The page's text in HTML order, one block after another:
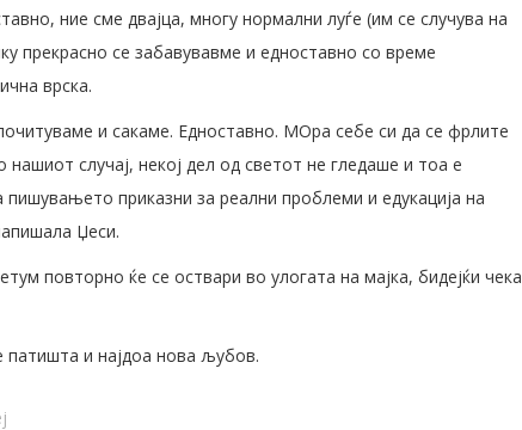
ние сме двајца, многу нормални луѓе (им се случува на
прекрасно се забавувавме и едноставно со време
врска.
и сакаме. Едноставно. МОра себе си да се фрлите
случај, некој дел од светот не гледаше и тоа е
приказни за реални проблеми и едукација на
Џеси.
повторно ќе се оствари во улогата на мајка, бидејќи чека
патишта и најдоа нова љубов.